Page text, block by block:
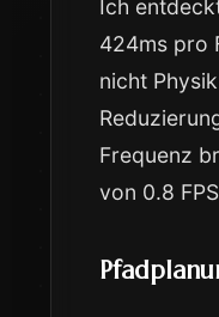
Ich
424ms pro
nicht
Frequenz
von 0.8